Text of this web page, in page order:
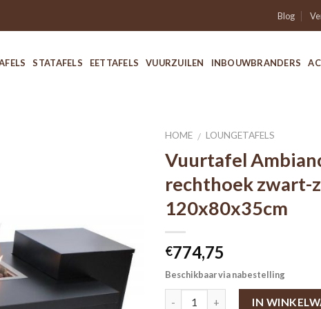
Blog
STATAFELS EETTAFELS VUURZUILEN INBOUWBRANDERS
HOME / LOUNGETAFELS
Vuurtafel
rechthoek zwart-
120x80x35cm
€774,75
Beschikbaar via nabestelling
IN